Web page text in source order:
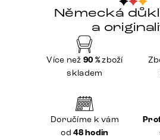
Německá
a
Více než 90 %zboží
skladem
Doručíme k vám
od48 hodin